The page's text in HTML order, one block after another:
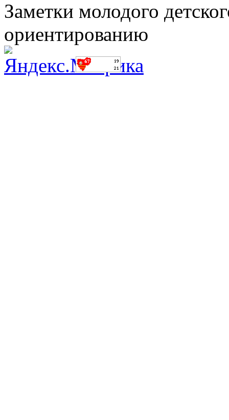
Заметки молодого
ориентированию